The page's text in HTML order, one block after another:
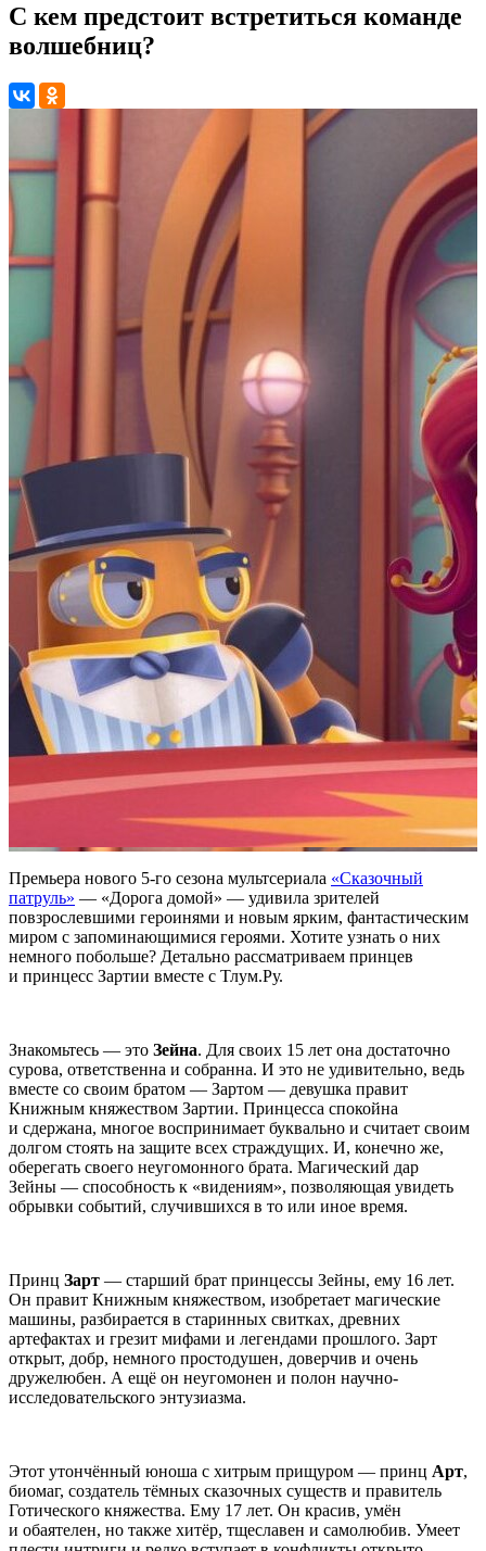
С кем предстоит встретиться команде
волшебниц?
Премьера нового 5-го сезона мультсериала «Сказочный
патруль» — «Дорога домой» — удивила зрителей
повзрослевшими героинями и новым ярким, фантастическим
миром с запоминающимися героями. Хотите узнать о них
немного побольше? Детально рассматриваем принцев
и принцесс Зартии вместе с Тлум.Ру.
Знакомьтесь — это Зейна. Для своих 15 лет она достаточно
сурова, ответственна и собранна. И это не удивительно, ведь
вместе со своим братом — Зартом — девушка правит
Книжным княжеством Зартии. Принцесса спокойна
и сдержана, многое воспринимает буквально и считает своим
долгом стоять на защите всех страждущих. И, конечно же,
оберегать своего неугомонного брата. Магический дар
Зейны — способность к «видениям», позволяющая увидеть
обрывки событий, случившихся в то или иное время.
Принц Зарт — старший брат принцессы Зейны, ему 16 лет.
Он правит Книжным княжеством, изобретает магические
машины, разбирается в старинных свитках, древних
артефактах и грезит мифами и легендами прошлого. Зарт
открыт, добр, немного простодушен, доверчив и очень
дружелюбен. А ещё он неугомонен и полон научно-
исследовательского энтузиазма.
Этот утончённый юноша с хитрым прищуром — принц Арт,
биомаг, создатель тёмных сказочных существ и правитель
Готического княжества. Ему 17 лет. Он красив, умён
и обаятелен, но также хитёр, тщеславен и самолюбив. Умеет